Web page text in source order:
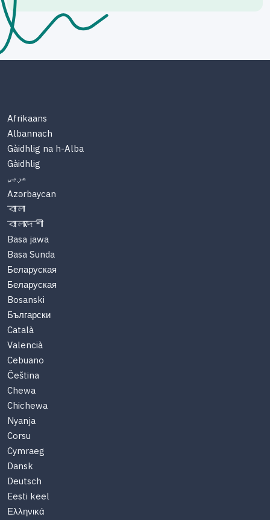
Afrikaans
Albannach
Gàidhlig na h-Alba
Gàidhlig
عربي
Azərbaycan
বাংলা
বাংলাদেশী
Basa jawa
Basa Sunda
Беларуская
Беларуская
Bosanski
Български
Català
Valencià
Cebuano
Čeština
Chewa
Chichewa
Nyanja
Corsu
Cymraeg
Dansk
Deutsch
Eesti keel
Ελληνικά